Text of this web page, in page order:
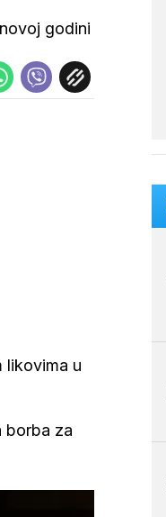
godini
likovima u
borba za